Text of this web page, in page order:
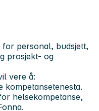
personal, budsjett,
prosjekt- og
vere å:
kompetansetenesta.
helsekompetanse,